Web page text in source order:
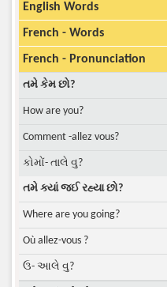
English Words
French - Words
French - Pronunciation
તમે કેમ છો?
How are you?
Comment -allez vous?
કોમોં- તાલે વુ?
તમે ક્યાં જઈ રહ્યા છો?
Where are you going?
Où allez-vous ?
ઉ- આલે વુ?